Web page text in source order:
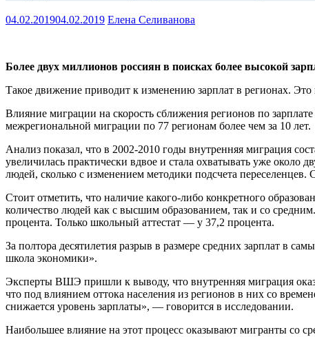
04.02.201904.02.2019 Елена Селиванова
Более двух миллионов россиян в поисках более высокой
Такое движение приводит к изменению зарплат в регионах.
Влияние миграции на скорость сближения регионов по
межрегиональной миграции по 77 регионам более чем за 10 лет.
Анализ показал, что в 2002-2010 годы внутренняя миграция
увеличилась практически вдвое и стала охватывать уже около
людей, сколько с изменением методики подсчета
Стоит отметить, что наличие какого-либо конкретного
количество людей как с высшим образованием, так и со
процента. Только школьный аттестат — у 37,2 процента.
За полтора десятилетия разрыв в размере средних зарплат в
школа экономики».
Эксперты ВШЭ пришли к выводу, что внутренняя миграция
что под влиянием оттока населения из регионов в них со
снижается уровень зарплаты», — говорится в исследовании.
Наибольшее влияние на этот процесс оказывают мигранты со